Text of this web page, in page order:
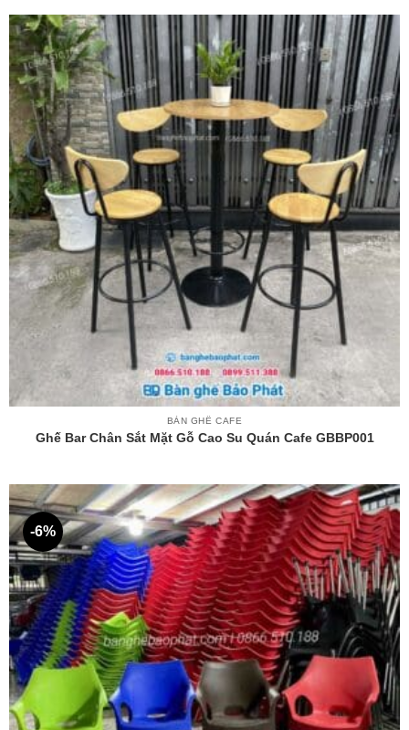
BÀN GHẾ CAFE
Ghế Bar Chân Sắt Mặt Gỗ Cao Su Quán Cafe GBBP001
-6%